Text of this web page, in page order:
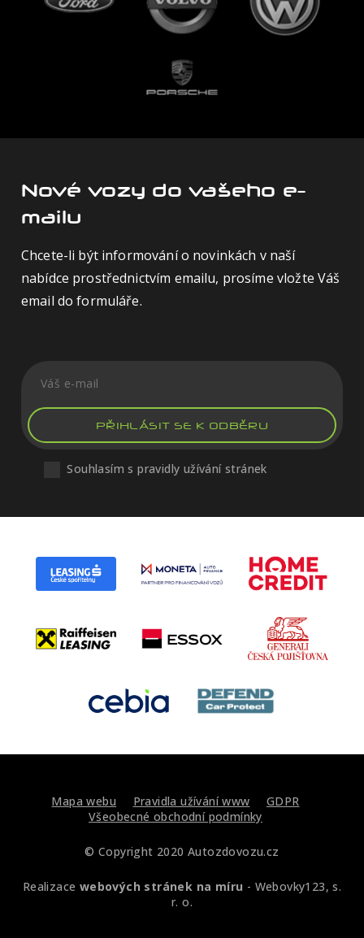
Nové vozy do vašeho e-
mailu
Chcete-li být informování o novinkách v naší
nabídce prostřednictvím emailu, prosíme vložte Váš
email do formuláře.
PŘIHLÁSIT SE K ODBĚRU
Souhlasím s pravidly užívání stránek
Mapa webu Pravidla užívání www
GDPR
Všeobecné obchodní podmínky
© Copyright 2020 Autozdovozu.cz
Realizace webových stránek na míru - Webovky123, s.
r. o.